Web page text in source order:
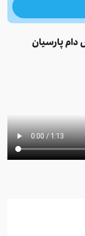
دام پارسیان